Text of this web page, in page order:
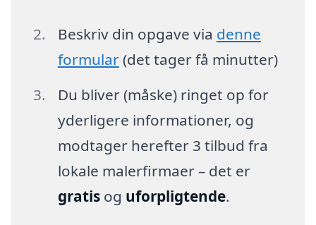
Beskriv din opgave via denne
formular(det tager få minutter)
Du bliver (måske) ringet op for
yderligere informationer, og
modtager herefter 3 tilbud fra
lokale malerfirmaer – det er
gratisog uforpligtende.